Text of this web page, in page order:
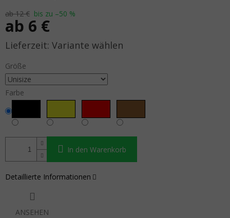
ab 12 € bis zu –50 %
ab 6 €
Verkaufspreis: Variante wählen
Größe
Farbe
In den Warenkorb
Detaillierte Informationen
ANSEHEN